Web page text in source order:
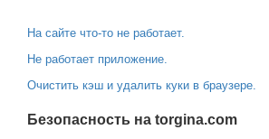
На сайте что-то не работает.
Не работает приложение.
Очистить кэш и удалить куки в браузере.
Безопасность на torgina.com